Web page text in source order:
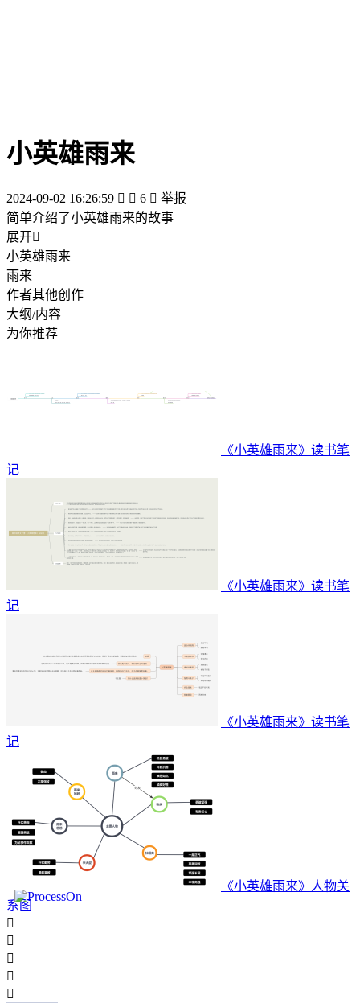
小英雄雨来
2024-09-02 16:26:59   6  举报
简单介绍了小英雄雨来的故事
展开
小英雄雨来
雨来
作者其他创作
大纲/内容
为你推荐
《小英雄雨来》读书笔
记
《小英雄雨来》读书笔
记
《小英雄雨来》读书笔
记
《小英雄雨来》人物关
系图




